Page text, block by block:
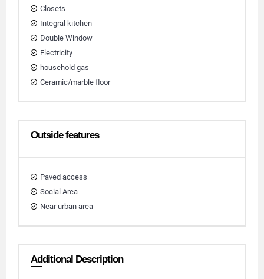
Closets
Integral kitchen
Double Window
Electricity
household gas
Ceramic/marble floor
Outside features
Paved access
Social Area
Near urban area
Additional Description